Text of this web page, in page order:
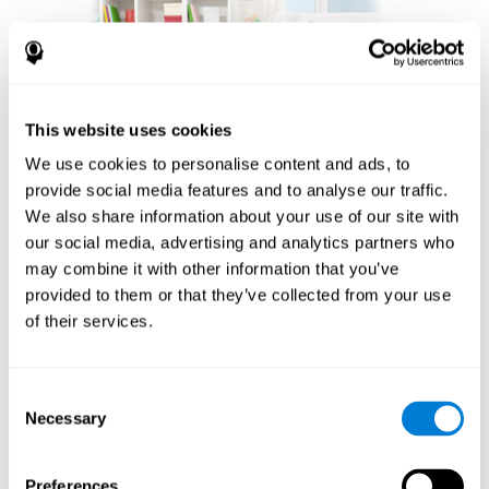
This website uses cookies
We use cookies to personalise content and ads, to
provide social media features and to analyse our traffic.
We also share information about your use of our site with
our social media, advertising and analytics partners who
may combine it with other information that you’ve
provided to them or that they’ve collected from your use
of their services.
Selection
Necessary
بناء مجتمع من عشاق
الشطرنج
الجانب المجتمعي بعدًا اجتماعيًا للعبة، مما يمكّن اللاعبين من
التعلم من بعضهم البعض ومشاركة الاستراتيجيات وحتى
ربط اللاعبين عبر مستويات مهارات مختلفة ومواقع جغرافية